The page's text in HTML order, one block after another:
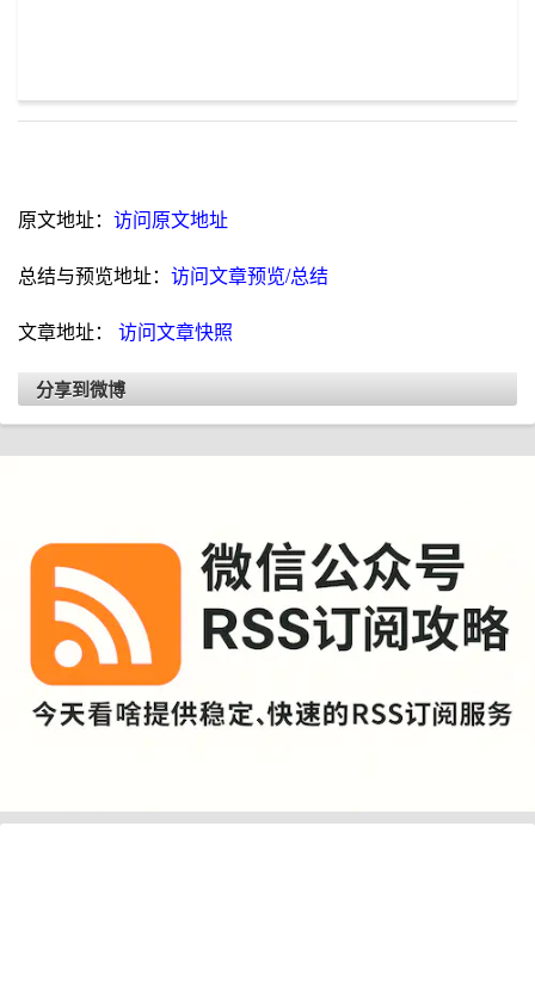
原文地址： 访问原文地址
总结与预览地址： 访问文章预览/总结
文章地址： 访问文章快照
分享到微博